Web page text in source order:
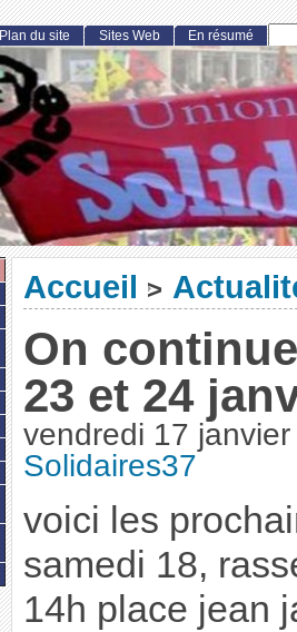
Accueil >
On
23 et 24
vendredi 17
Solidaires37
voici les
samedi 18,
14h place jean
Plan du site Sites Web En résumé